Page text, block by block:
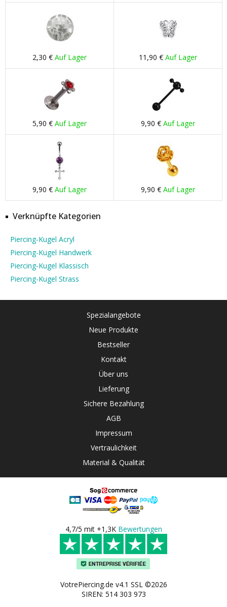
2,30 € Auf Lager 11,90 € Auf Lager
5,90 € Auf Lager 9,90 € Auf Lager
9,90 € Auf Lager 9,90 € Auf Lager
Verknüpfte Kategorien
Piercing-Kugel Acryl
Piercing-Kugel Handwerk
Piercing-Kugel Klassisch
Piercing-Kugel Strass
Spezialangebote
Neue Produkte
Bestseller
Kontakt
Über uns
Lieferung
Sichere Bezahlung
AGB
Impressum
Vertraulichkeit
Material & Qualität
4,7/5 mit +1,3K Bewertungen
VotrePiercing.de v4.1 SSL ©2026
SIREN: 514 303 973